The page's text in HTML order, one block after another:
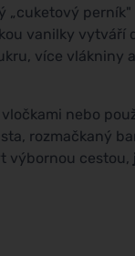
„cuketový perník"
vanilky vytváří
více vlákniny
nebo
rozmačkaný
výbornou cestou,